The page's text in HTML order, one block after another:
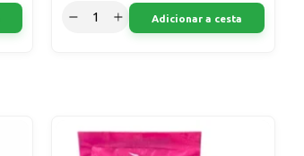
Adicionar a cesta